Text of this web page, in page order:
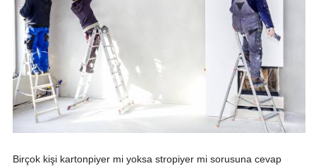
Birçok kişi kartonpiyer mi yoksa stropiyer mi sorusuna cevap